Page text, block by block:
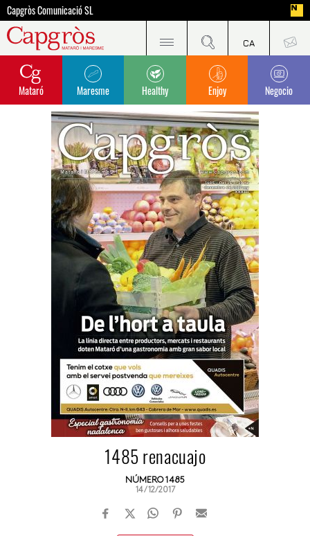
Capgròs Comunicació SL
Mataró Maresme Healthy Enjoy Negocio
1485 renacuajo
NÚMERO 1485
14/12/2017